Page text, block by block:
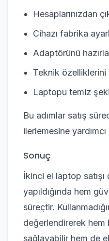
Hesaplarınızdan
Cihazı fabrika
Adaptörünü
Teknik özelliklerini
Laptopu temiz
Bu adımlar satış
ilerlemesine yardımcı
Sonuç
İkinci el laptop
yapıldığında hem
süreçtir.
değerlendirerek hem
sağlayabilir hem de